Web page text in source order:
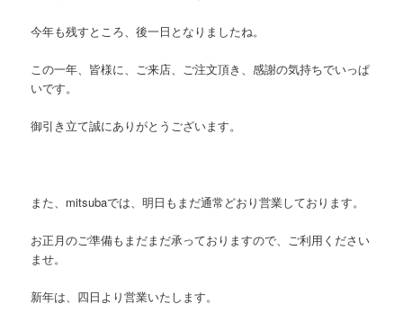
今年も残すところ、後一日となりましたね。
この一年、皆様に、ご来店、ご注文頂き、感謝の気持ちでいっぱ
いです。
御引き立て誠にありがとうございます。
また、mitsubaでは、明日もまだ通常どおり営業しております。
お正月のご準備もまだまだ承っておりますので、ご利用ください
ませ。
新年は、四日より営業いたします。